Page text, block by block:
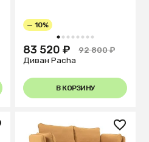
1 2 3 4 5 6 7 8
— 10%
83 520 ₽
92 800 ₽
Диван Pacha
В КОРЗИНУ